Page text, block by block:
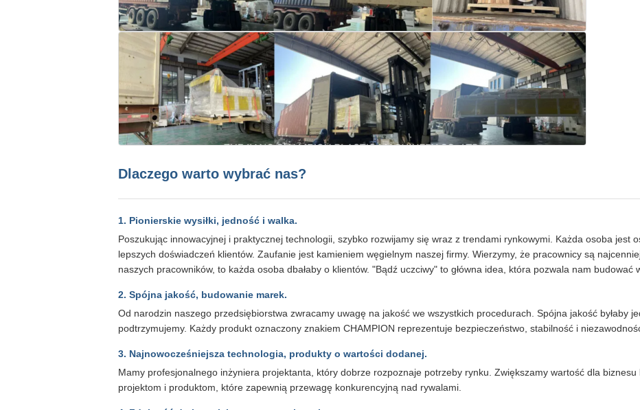
Dlaczego warto wybrać nas?
1. Pionierskie wysiłki, jedność i walka.
Poszukując innowacyjnej i praktycznej technologii, szybko rozwijamy się wraz z trendami rynkowymi. Każda osoba jest
lepszych doświadczeń klientów. Zaufanie jest kamieniem węgielnym naszej firmy. Wierzymy, że pracownicy są
naszych pracowników, to każda osoba dbałaby o klientów. "Bądź uczciwy" to główna idea, która pozwala nam budować
2. Spójna jakość, budowanie marek.
Od narodzin naszego przedsiębiorstwa zwracamy uwagę na jakość we wszystkich procedurach. Spójna jakość byłaby
podtrzymujemy. Każdy produkt oznaczony znakiem CHAMPION reprezentuje bezpieczeństwo, stabilność i
3. Najnowocześniejsza technologia, produkty o wartości dodanej.
Mamy profesjonalnego inżyniera projektanta, który dobrze rozpoznaje potrzeby rynku. Zwiększamy wartość dla biznesu
projektom i produktom, które zapewnią przewagę konkurencyjną nad rywalami.